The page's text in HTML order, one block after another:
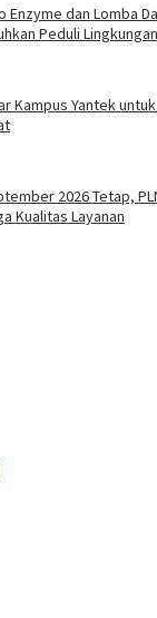
Enzyme dan Lomba
Peduli Lingkungan
Kampus Yantek
2026 Tetap,
Kualitas Layanan